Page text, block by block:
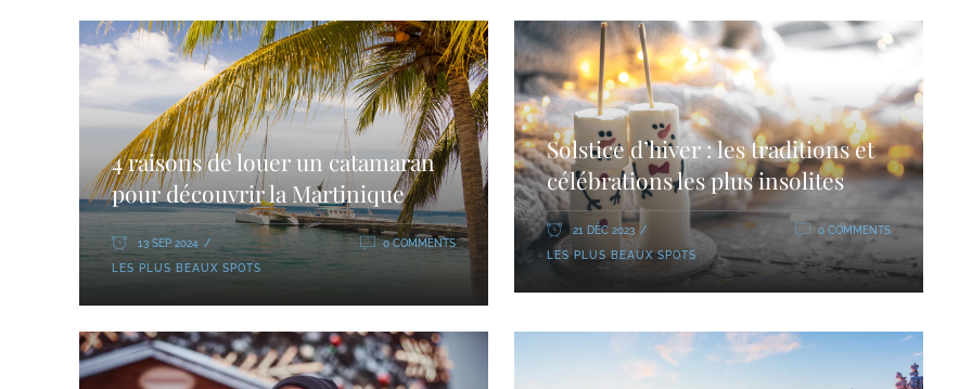
4 raisons de louer un catamaran
pour découvrir la Martinique
13 SEP 2024
LES PLUS BEAUX SPOTS
0 COMMENTS
Solstice d’hiver : les traditions et
célébrations les plus insolites
21 DÉC 2023
LES PLUS BEAUX SPOTS
0 COMMENTS